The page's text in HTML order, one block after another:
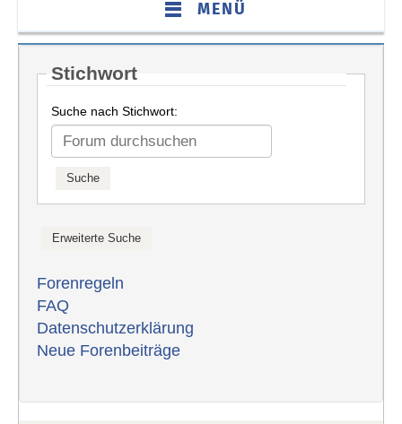
MENÜ
Stichwort
Suche nach Stichwort:
Forenregeln
FAQ
Datenschutzerklärung
Neue Forenbeiträge